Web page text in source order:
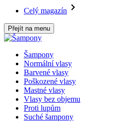
Celý magazín
Přejít na menu
Šampony
Normální vlasy
Barvené vlasy
Poškozené vlasy
Mastné vlasy
Vlasy bez objemu
Proti lupům
Suché šampony